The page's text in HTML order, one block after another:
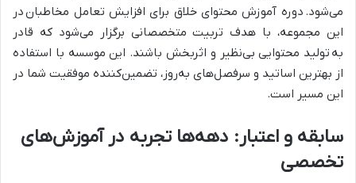
می‌شود. دوره آموزش محتوای خلاق برای افزایش تعامل مخاطباندر
این مجموعه، با هدف تربیت متخصصانی برگزار می‌شود که قادر
به تولید محتوایی بی‌نظیر و اثربخش باشند. این موسسه با استفاده
از بهترین اساتید و سرفصل‌های به‌روز، تضمین‌کننده موفقیت شما در
این مسیر است.
سابقه و اعتبار: دهه‌ها تجربه در آموزش‌های
تخصصی